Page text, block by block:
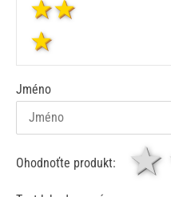
Jméno
Ohodnoťte produkt: